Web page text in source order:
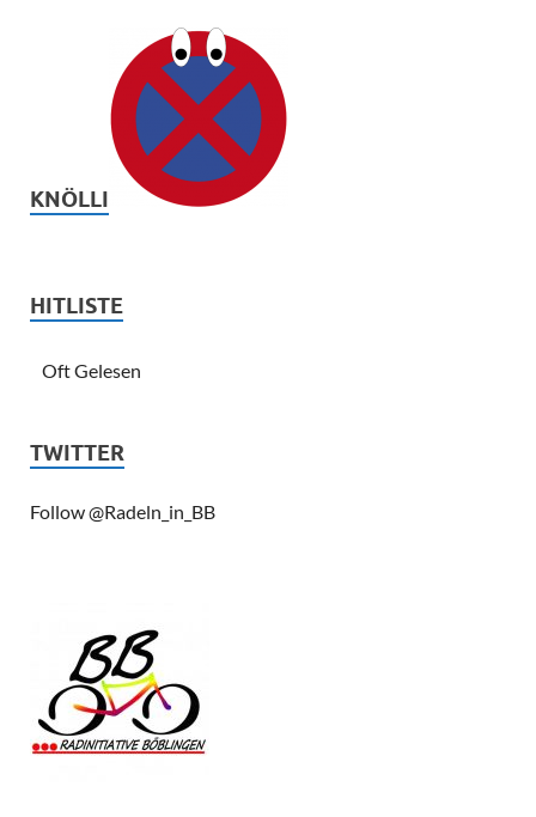
KNÖLLI
HITLISTE
Oft Gelesen
TWITTER
Follow @Radeln_in_BB